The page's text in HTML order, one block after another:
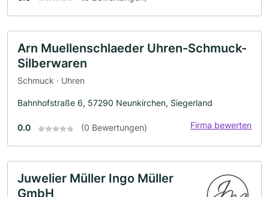
Arn Muellenschlaeder Uhren-Schmuck-
Silberwaren
Schmuck · Uhren
Bahnhofstraße 6, 57290 Neunkirchen, Siegerland
0.0 (0 Bewertungen) Firma bewerten
Juwelier Müller Ingo Müller
GmbH